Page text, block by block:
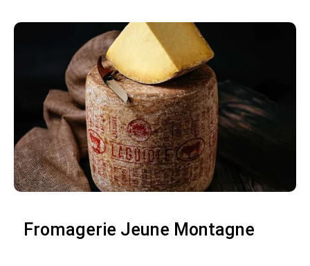
Fromagerie Jeune Montagne